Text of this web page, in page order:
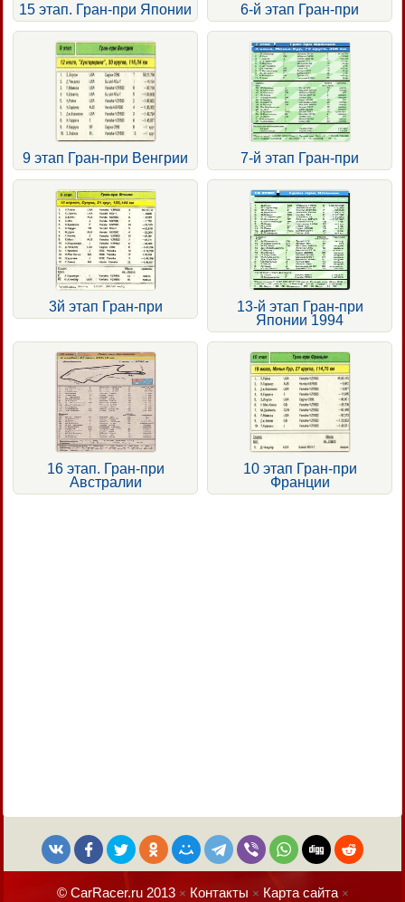
15 этап. Гран-при Японии 6-й этап Гран-при
9 этап Гран-при Венгрии 7-й этап Гран-при
3й этап Гран-при
13-й этап Гран-при
Японии 1994
16 этап. Гран-при
Австралии
10 этап Гран-при
Франции
© CarRacer.ru 2013× Контакты × Карта сайта×